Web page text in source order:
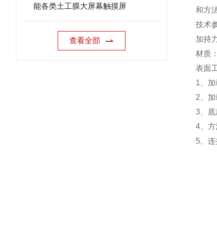
能各类土工膜大屏幕触摸屏
查看全部
和方
技术
加持
材质
表面
1 、
2 、
3 、
4 、
5 、